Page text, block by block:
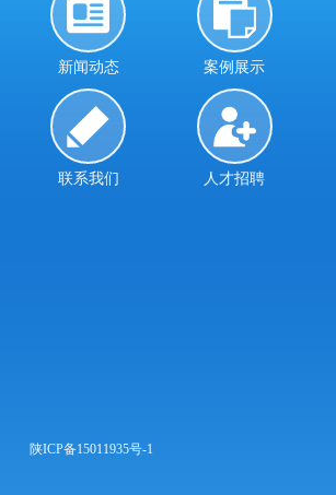
新闻动态 案例展示
联系我们 人才招聘
陕ICP备15011935号-1